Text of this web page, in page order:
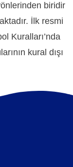
biridir
İlk resmi
Kuralları’nda
kural dışı